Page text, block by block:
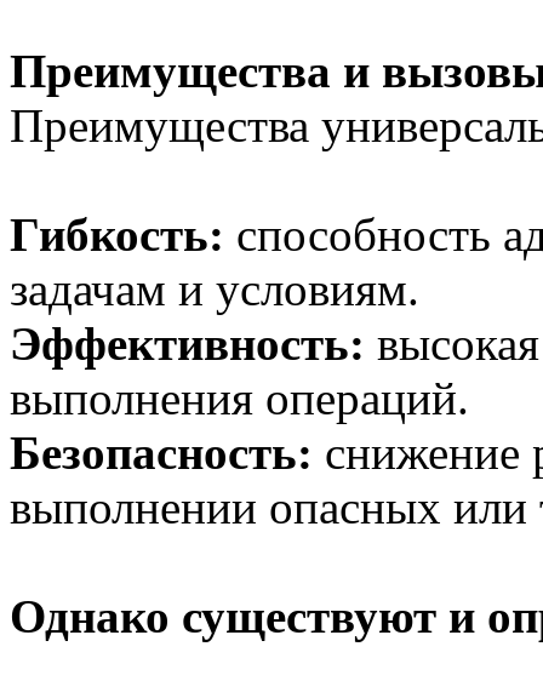
Преимущества и
Преимущества
Гибкость: способность
задачам и условиям.
Эффективность:
выполнения операций.
Безопасность: снижение
выполнении опасных или
Однако существуют и